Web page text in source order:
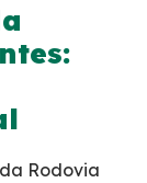
Rodovia